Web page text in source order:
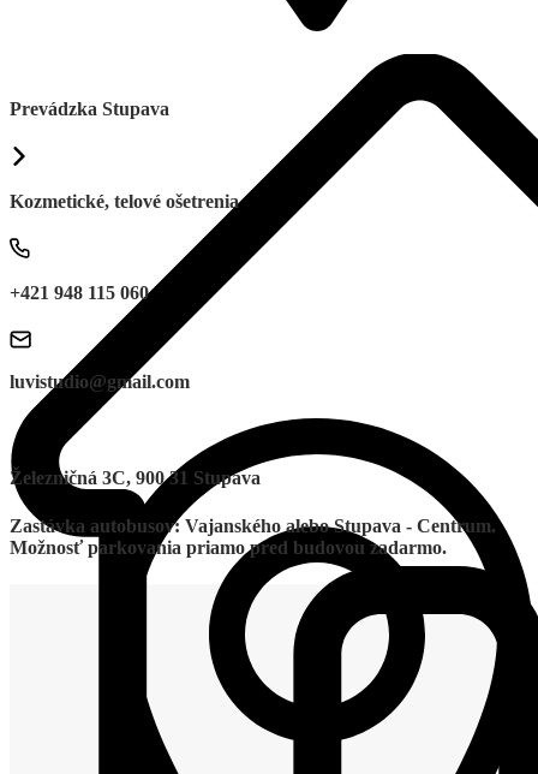
Prevádzka Stupava
Kozmetické, telové ošetrenia
+421 948 115 060
luvistudio@gmail.com
Železničná 3C, 900 31 Stupava
Zastávka autobusov: Vajanského alebo Stupava - Centrum.
Možnosť parkovania priamo pred budovou zadarmo.